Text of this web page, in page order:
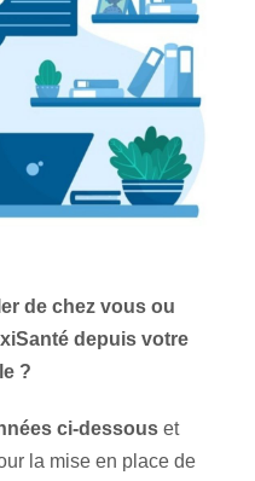
de chez vous ou
depuis votre
?
ci-dessous et
la mise en place de